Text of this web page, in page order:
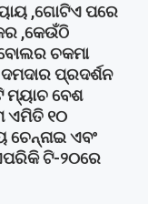
,ଗୋଟିଏ ପରେ
,କେଉଁଠି
ଚକମା
ପ୍ରଦର୍ଶନ
ବେଶ
ଏମିତି ୧୦
ଚେନ୍ନାଇ ଏବଂ
ଟି-୨୦ରେ